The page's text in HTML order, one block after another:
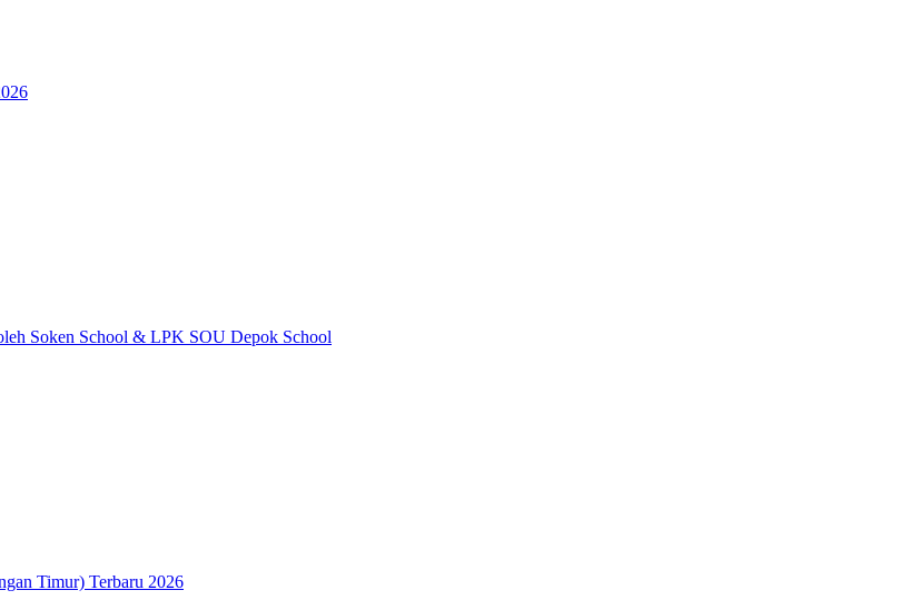
Soken School & LPK SOU Depok School
Timur) Terbaru 2026